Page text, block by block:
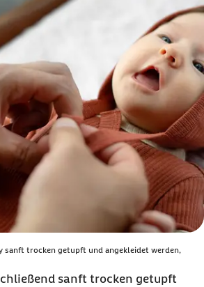
sanft trocken getupft und angekleidet werden,
sanft trocken getupft